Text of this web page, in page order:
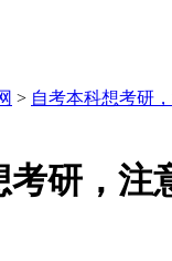
> 自考本科想考研
考研，注